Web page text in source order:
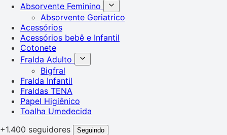
Absorvente Feminino
Absorvente Geriatrico
Acessórios
Acessórios bebê e Infantil
Cotonete
Fralda Adulto
Bigfral
Fralda Infantil
Fraldas TENA
Papel Higiênico
Toalha Umedecida
+1.400 seguidores
Seguindo